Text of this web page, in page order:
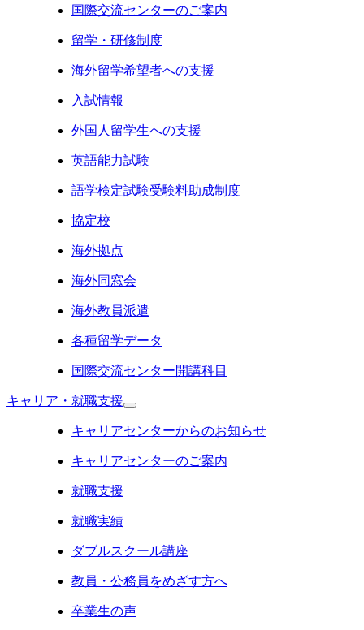
国際交流センターのご案内
留学・研修制度
海外留学希望者への支援
入試情報
外国人留学生への支援
英語能力試験
語学検定試験受験料助成制度
協定校
海外拠点
海外同窓会
海外教員派遣
各種留学データ
国際交流センター開講科目
キャリア・就職支援
キャリアセンターからのお知らせ
キャリアセンターのご案内
就職支援
就職実績
ダブルスクール講座
教員・公務員をめざす方へ
卒業生の声